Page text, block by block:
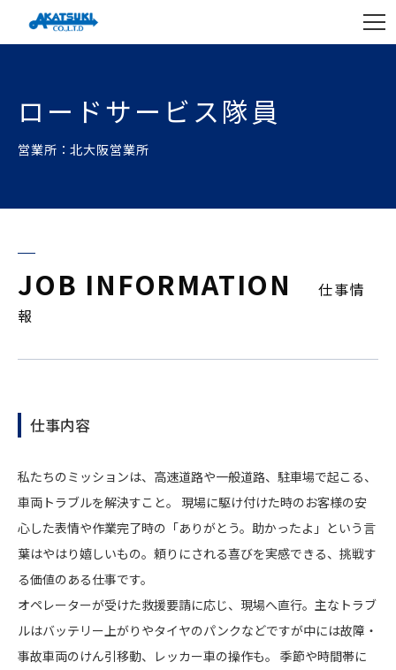
ロードサービス隊員
営業所：北大阪営業所
JOB INFORMATION
仕事情
報
仕事内容
私たちのミッションは、高速道路や一般道路、駐車場で起こる、
車両トラブルを解決すこと。 現場に駆け付けた時のお客様の安
心した表情や作業完了時の「ありがとう。助かったよ」という言
葉はやはり嬉しいもの。頼りにされる喜びを実感できる、挑戦す
る価値のある仕事です。
オペレーターが受けた救援要請に応じ、現場へ直行。主なトラブ
ルはバッテリー上がりやタイヤのパンクなどですが中には故障・
事故車両のけん引移動、レッカー車の操作も。 季節や時間帯に